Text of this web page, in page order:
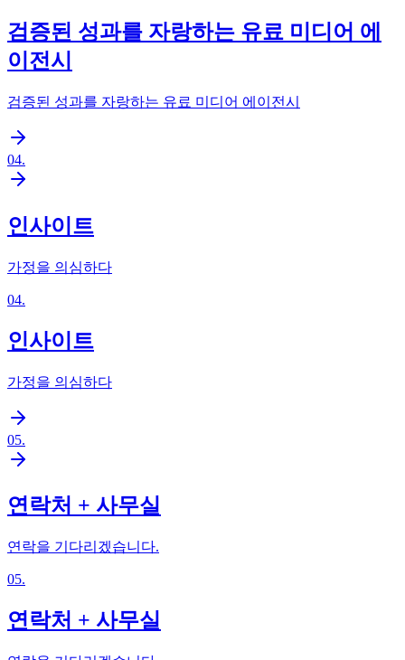
검증된 성과를 자랑하는 유료 미디어 에
이전시
검증된 성과를 자랑하는 유료 미디어 에이전시
04.
인사이트
가정을 의심하다
04.
인사이트
가정을 의심하다
05.
연락처 + 사무실
연락을 기다리겠습니다.
05.
연락처 + 사무실